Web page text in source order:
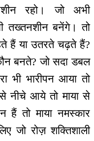
रहो। जो अभी
तख्तनशीन बनेंगे। तो
हैं या उतरते चढ़ते हैं?
बनते? जो सदा डबल
भी भारीपन आया तो
आये तो माया से
हैं तो माया नमस्कार
जो रोज़ शक्तिशाली